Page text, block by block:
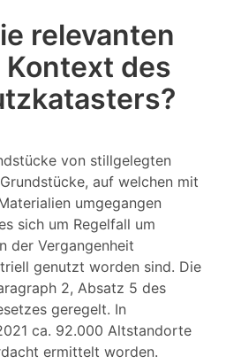
relevanten
des
von stillgelegten
auf welchen mit
umgegangen
sich um Regelfall um
der Vergangenheit
genutzt worden sind. Die
2, Absatz 5 des
geregelt. In
ca. 92.000 Altstandorte
ermittelt worden.